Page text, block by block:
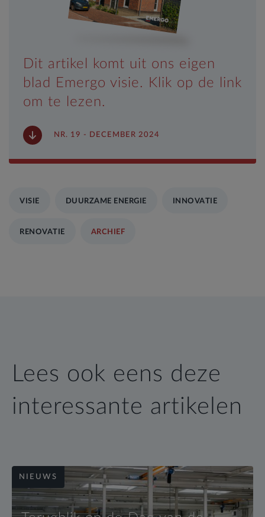
Dit artikel komt uit ons eigen
blad Emergo visie. Klik op de link
om te lezen.
NR. 19 - DECEMBER 2024
VISIE DUURZAME ENERGIE INNOVATIE
RENOVATIE ARCHIEF
Lees ook eens deze
interessante artikelen
NIEUWS